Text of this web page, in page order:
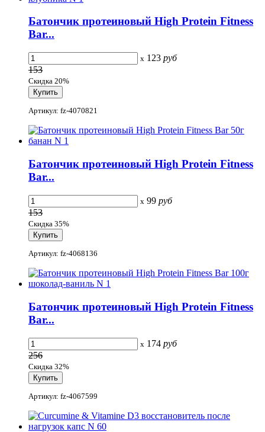
Батончик протеиновый High Protein Fitness
Bar...
x 123 руб
153
Скидка 20%
Артикул: fz-4070821
Батончик протеиновый High Protein Fitness
Bar...
x 99 руб
153
Скидка 35%
Артикул: fz-4068136
Батончик протеиновый High Protein Fitness
Bar...
x 174 руб
256
Скидка 32%
Артикул: fz-4067599